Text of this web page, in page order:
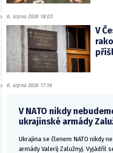
6. srpna 2026 18:03
V
6. srpna 2026 17:18
V NATO nikdy
ukrajinské armády
Ukrajina se členem NATO nikdy
armády Valerij Zalužnyj. Vyjádřil